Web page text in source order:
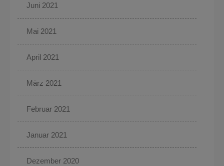
Juni 2021
Mai 2021
April 2021
März 2021
Februar 2021
Januar 2021
Dezember 2020